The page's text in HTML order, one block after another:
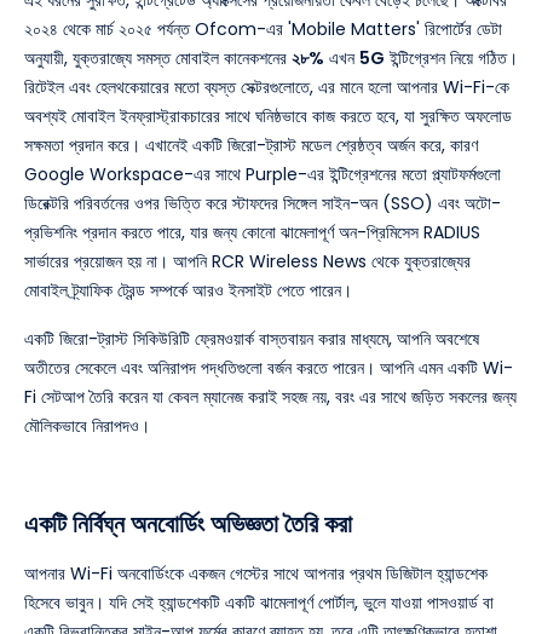
২০২৪ থেকে মার্চ ২০২৫ পর্যন্ত Ofcom-এর 'Mobile Matters' রিপোর্টের ডেটা
অনুযায়ী, যুক্তরাজ্যে সমস্ত মোবাইল কানেকশনের ২৮% এখন 5G ইন্টিগ্রেশন নিয়ে গঠিত।
রিটেইল এবং হেলথকেয়ারের মতো ব্যস্ত সেক্টরগুলোতে, এর মানে হলো আপনার Wi-Fi-কে
অবশ্যই মোবাইল ইনফ্রাস্ট্রাকচারের সাথে ঘনিষ্ঠভাবে কাজ করতে হবে, যা সুরক্ষিত অফলোড
সক্ষমতা প্রদান করে। এখানেই একটি জিরো-ট্রাস্ট মডেল শ্রেষ্ঠত্ব অর্জন করে, কারণ
Google Workspace-এর সাথে Purple-এর ইন্টিগ্রেশনের মতো প্ল্যাটফর্মগুলো
ডিরেক্টরি পরিবর্তনের ওপর ভিত্তি করে স্টাফদের সিঙ্গেল সাইন-অন (SSO) এবং অটো-
প্রভিশনিং প্রদান করতে পারে, যার জন্য কোনো ঝামেলাপূর্ণ অন-প্রিমিসেস RADIUS
সার্ভারের প্রয়োজন হয় না। আপনি RCR Wireless News থেকে যুক্তরাজ্যের
মোবাইল ট্র্যাফিক ট্রেন্ড সম্পর্কে আরও ইনসাইট পেতে পারেন।
একটি জিরো-ট্রাস্ট সিকিউরিটি ফ্রেমওয়ার্ক বাস্তবায়ন করার মাধ্যমে, আপনি অবশেষে
অতীতের সেকেলে এবং অনিরাপদ পদ্ধতিগুলো বর্জন করতে পারেন। আপনি এমন একটি Wi-
Fi সেটআপ তৈরি করেন যা কেবল ম্যানেজ করাই সহজ নয়, বরং এর সাথে জড়িত সকলের জন্য
মৌলিকভাবে নিরাপদও।
একটি নির্বিঘ্ন অনবোর্ডিং অভিজ্ঞতা তৈরি করা
আপনার Wi-Fi অনবোর্ডিংকে একজন গেস্টের সাথে আপনার প্রথম ডিজিটাল হ্যান্ডশেক
হিসেবে ভাবুন। যদি সেই হ্যান্ডশেকটি একটি ঝামেলাপূর্ণ পোর্টাল, ভুলে যাওয়া পাসওয়ার্ড বা